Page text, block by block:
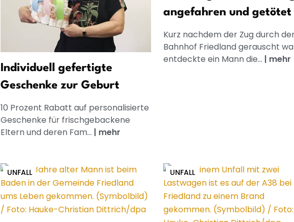
Individuell gefertigte
Geschenke zur Geburt
10 Prozent Rabatt auf personalisierte
Geschenke für frischgebackene
Eltern und deren Fam... | mehr
angefahren und getötet
Kurz nachdem der Zug durch
Bahnhof Friedland gerauscht
entdeckte ein Mann die... | mehr
UNFALL UNFALL